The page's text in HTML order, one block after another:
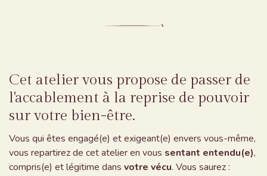
Cet atelier vous propose de passer de
l'accablement à la reprise de pouvoir
sur votre bien-être.
Vous qui êtes engagé(e) et exigeant(e) envers vous-même,
vous repartirez de cet atelier en vous sentant entendu(e),
compris(e) et légitime dans votre vécu. Vous saurez :